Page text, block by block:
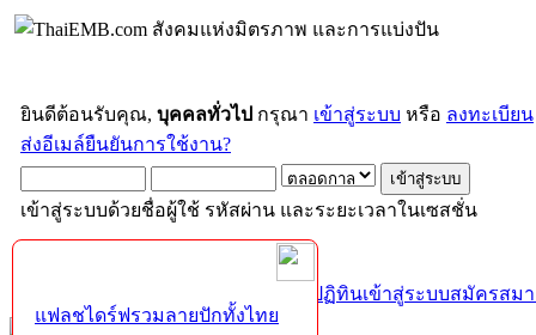
ยินดีต้อนรับคุณ, บุคคลทั่วไป กรุณา เข้าสู่ระบบ หรือ ลงทะเบียน
ส่งอีเมล์ยืนยันการใช้งาน?
เข้าสู่ระบบด้วยชื่อผู้ใช้ รหัสผ่าน และระยะเวลาในเซสชั่น
ปฏิทินเข้าสู่ระบบสมัครสม
แฟลชไดร์ฟรวมลายปักทั้งไทย